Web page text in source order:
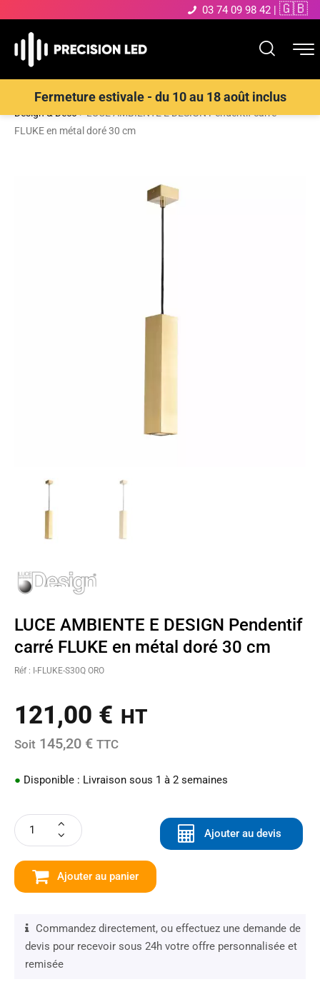
03 74 09 98 42 | 🇬🇧
Fermeture estivale - du 10 au 18 août inclus
Accueil>Boutique>ECLAIRAGE INTERIEUR LED>Suspensions
Design & Déco>LUCE AMBIENTE E DESIGN Pendentif carré
FLUKE en métal doré 30 cm
LUCE AMBIENTE E DESIGN Pendentif
carré FLUKE en métal doré 30 cm
Réf : I-FLUKE-S30Q ORO
121,00 € HT
Soit 145,20 € TTC
● Disponible : Livraison sous 1 à 2 semaines
Ajouter au panier
Ajouter au devis
Commandez directement, ou effectuez une demande de
devis pour recevoir sous 24h votre offre personnalisée et
remisée